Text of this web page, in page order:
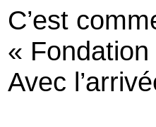
C’est
«
Avec